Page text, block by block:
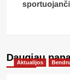
Daugiau
Aktualijos